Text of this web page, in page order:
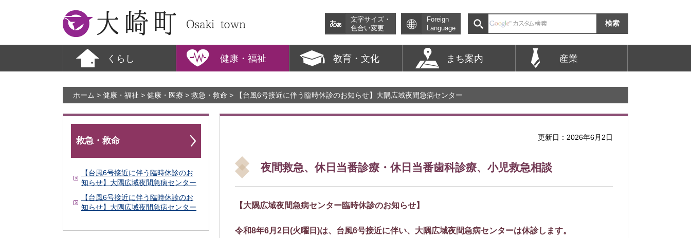
大崎町
文字サイズ・
色合い変更
Foreign
Language
くらし 健康・福祉 教育・文化 まち案内 産業
ホーム > 健康・福祉 > 健康・医療 > 救急・救命 > 【台風6号接近に伴う臨時休診のお知らせ】大隅広域夜間急病センター
救急・救命
【台風6号接近に伴う臨時休診のお
知らせ】大隅広域夜間急病センター
【台風6号接近に伴う臨時休診のお
知らせ】大隅広域夜間急病センター
更新日：2026年6月2日
夜間救急、休日当番診療・休日当番歯科診療、小児救急相談
【大隅広域夜間急病センター臨時休診のお知らせ】
令和8年6月2日(火曜日)は、台風6号接近に伴い、大隅広域夜間急病センターは休診します。